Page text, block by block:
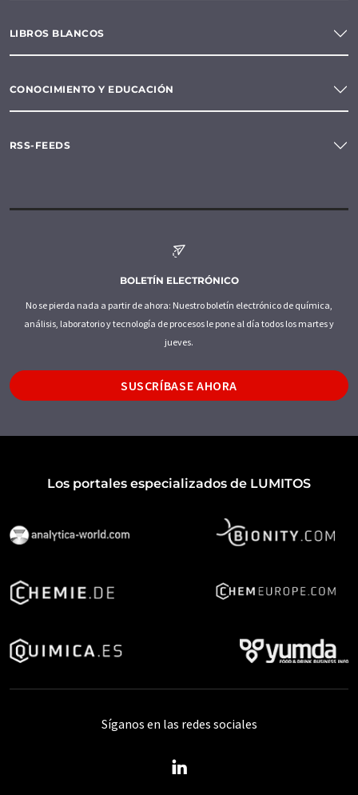
LIBROS BLANCOS
CONOCIMIENTO Y EDUCACIÓN
RSS-FEEDS
BOLETÍN ELECTRÓNICO
No se pierda nada a partir de ahora: Nuestro boletín electrónico de química,
análisis, laboratorio y tecnología de procesos le pone al día todos los martes y
jueves.
SUSCRÍBASE AHORA
Los portales especializados de LUMITOS
Síganos en las redes sociales